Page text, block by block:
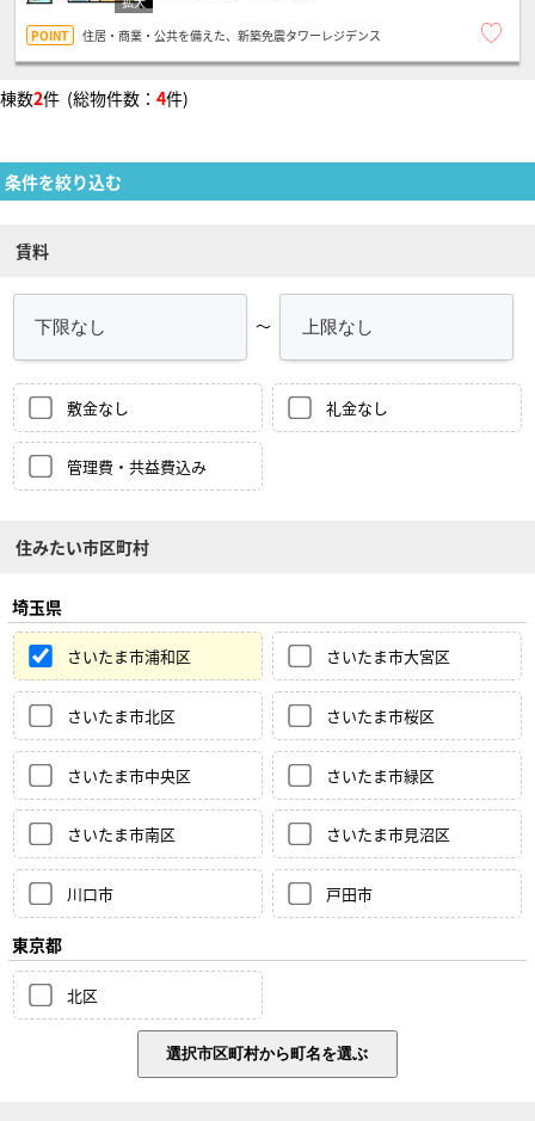
住居・商業・公共を備えた、新築免震タワーレジデンス
棟数2件 (総物件数： 4件)
条件を絞り込む
賃料
～
敷金なし 礼金なし
管理費・共益費込み
住みたい市区町村
埼玉県
さいたま市浦和区 さいたま市大宮区
さいたま市北区 さいたま市桜区
さいたま市中央区 さいたま市緑区
さいたま市南区 さいたま市見沼区
川口市 戸田市
東京都
北区